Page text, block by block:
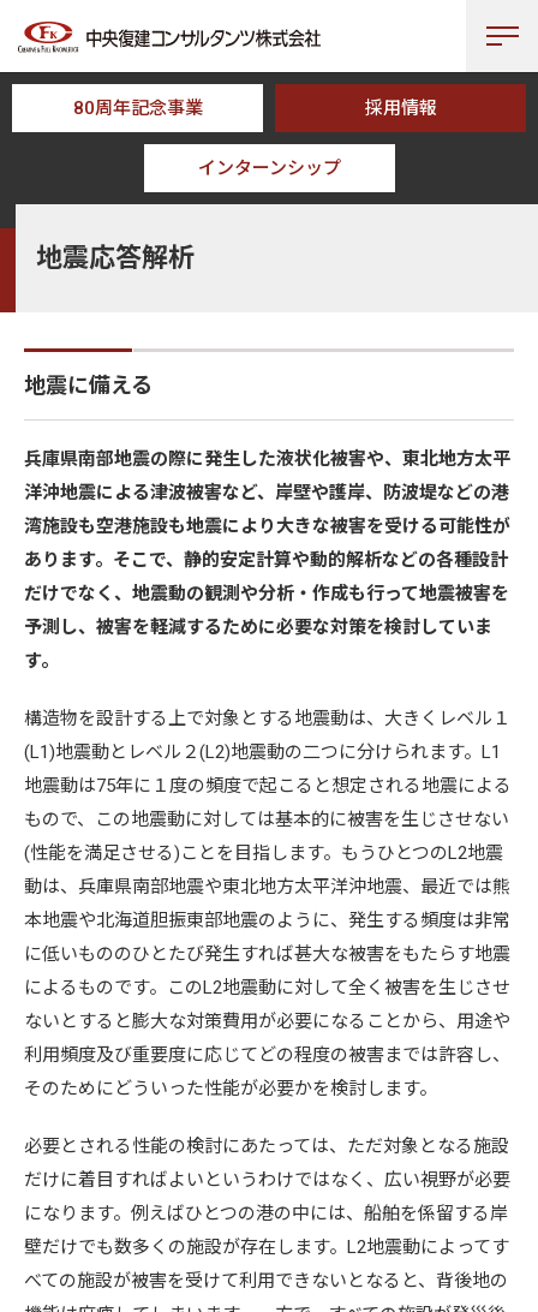
80周年記念事業 採用情報
インターンシップ
港湾・空港 地震応答解析
地震応答解析
地震に備える
兵庫県南部地震の際に発生した液状化被害や、東北地方太平
洋沖地震による津波被害など、岸壁や護岸、防波堤などの港
湾施設も空港施設も地震により大きな被害を受ける可能性が
あります。そこで、静的安定計算や動的解析などの各種設計
だけでなく、地震動の観測や分析・作成も行って地震被害を
予測し、被害を軽減するために必要な対策を検討していま
す。
構造物を設計する上で対象とする地震動は、大きくレベル１
(L1)地震動とレベル２(L2)地震動の二つに分けられます。L1
地震動は75年に１度の頻度で起こると想定される地震による
もので、この地震動に対しては基本的に被害を生じさせない
(性能を満足させる)ことを目指します。もうひとつのL2地震
動は、兵庫県南部地震や東北地方太平洋沖地震、最近では熊
本地震や北海道胆振東部地震のように、発生する頻度は非常
に低いもののひとたび発生すれば甚大な被害をもたらす地震
によるものです。このL2地震動に対して全く被害を生じさせ
ないとすると膨大な対策費用が必要になることから、用途や
利用頻度及び重要度に応じてどの程度の被害までは許容し、
そのためにどういった性能が必要かを検討します。
必要とされる性能の検討にあたっては、ただ対象となる施設
だけに着目すればよいというわけではなく、広い視野が必要
になります。例えばひとつの港の中には、船舶を係留する岸
壁だけでも数多くの施設が存在します。L2地震動によってす
べての施設が被害を受けて利用できないとなると、背後地の